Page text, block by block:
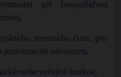
při hospodaření
trestného činu, pro
pravomocně odsouzen,
nebo veřejné funkce,